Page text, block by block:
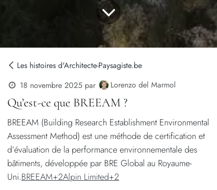
Les histoires d'Architecte-Paysagiste.be
18 novembre 2025 par Lorenzo del Marmol
Qu’est-ce que BREEAM ?
BREEAM (Building Research Establishment Environmental
Assessment Method) est une méthode de certification et
d’évaluation de la performance environnementale des
bâtiments, développée par BRE Global au Royaume-
Uni.BREEAM+2Alpin Limited+2